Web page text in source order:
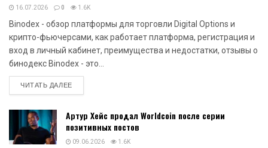
16.07.2026 0 1.6K
Binodex - обзор платформы для торговли Digital Options и
крипто-фьючерсами, как работает платформа, регистрация и
вход в личный кабинет, преимущества и недостатки, отзывы о
бинодекс Binodex - это...
ЧИТАТЬ ДАЛЕЕDETAILS
Артур Хейс продал Worldcoin после серии
позитивных постов
09.06.2026 1.6K